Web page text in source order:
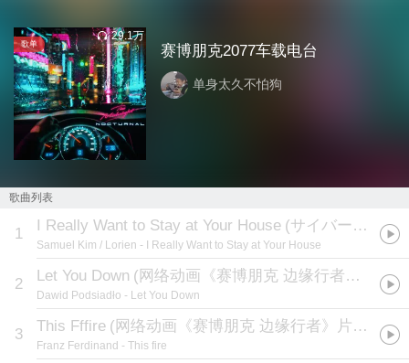
歌单
29.1万
赛博朋克2077车载电台
单身太久不怕狗
歌曲列表
1 I Really Want to Stay at Your House (サイバーパンク エッジランナーズ
Samuel Kim / Lorien - I Really Want to Stay at Your House
2 Let You Down ( 网络动画《赛博朋克 边缘行者》片尾曲
Dawid Podsiadło - Let You Down
3 This Fffire ( 网络动画《赛博朋克 边缘行者》片头曲 )
Franz Ferdinand - This fire